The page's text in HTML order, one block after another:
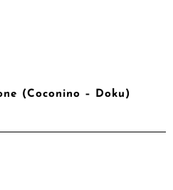
(Coconino – Doku)